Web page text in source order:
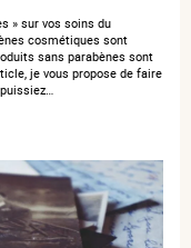
produits bien
» sur vos soins du
cosmétiques sont
sans parabènes sont
je vous propose de faire